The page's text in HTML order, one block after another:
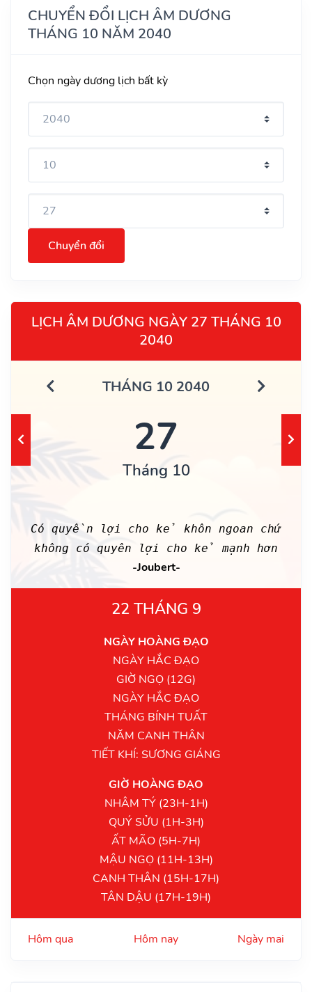
CHUYỂN ĐỔI LỊCH ÂM DƯƠNG
THÁNG 10 NĂM 2040
Chọn ngày dương lịch bất kỳ
Chuyển đổi
LỊCH ÂM DƯƠNG NGÀY 27 THÁNG 10
2040
THÁNG 10 2040
27
Tháng 10
Có quyền lợi cho kẻ khôn ngoan chứ
không có quyên lợi cho kẻ mạnh hơn
-Joubert-
22 THÁNG 9
NGÀY HOÀNG ĐẠO
NGÀY HẮC ĐẠO
GIỜ NGỌ (12G)
NGÀY HẮC ĐẠO
THÁNG BÍNH TUẤT
NĂM CANH THÂN
TIẾT KHÍ: SƯƠNG GIÁNG
GIỜ HOÀNG ĐẠO
NHÂM TÝ (23H-1H)
QUÝ SỬU (1H-3H)
ẤT MÃO (5H-7H)
MẬU NGỌ (11H-13H)
CANH THÂN (15H-17H)
TÂN DẬU (17H-19H)
Hôm qua Hôm nay Ngày mai